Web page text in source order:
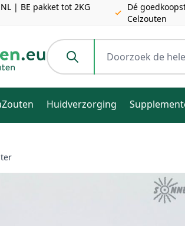
| BE pakket tot 2KG
Dé
Celzouten
Doorzoek de hele winkel
Huidverzorging